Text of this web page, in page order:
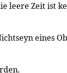
leere Zeit ist
eines